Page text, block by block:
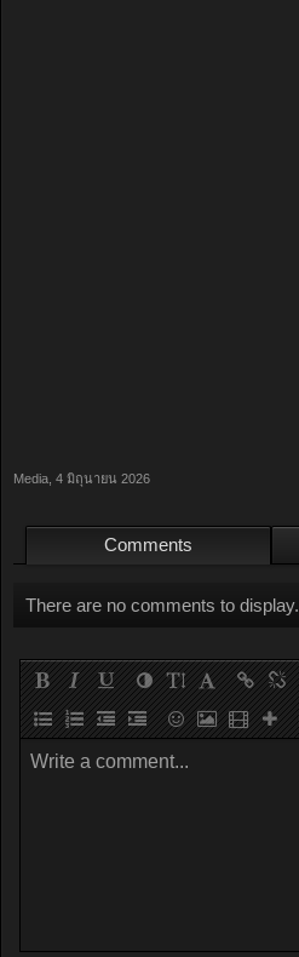
Media 4 มิถุนายน 2026
Comments
There are no comments to display.
Write a comment...